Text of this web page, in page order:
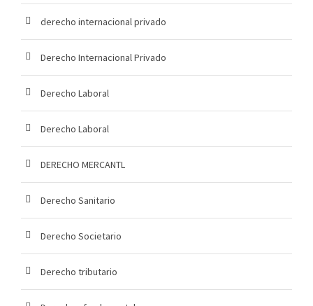
derecho internacional privado
Derecho Internacional Privado
Derecho Laboral
Derecho Laboral
DERECHO MERCANTL
Derecho Sanitario
Derecho Societario
Derecho tributario